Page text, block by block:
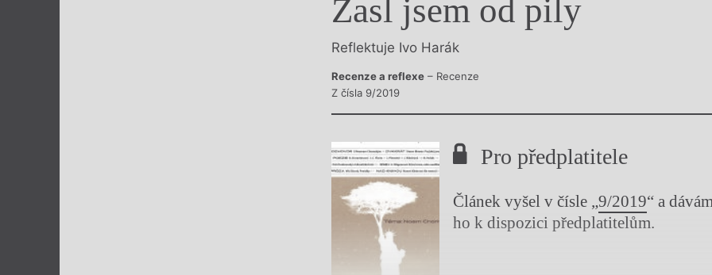
Výroční cenyŽasl jsem od pily
Reflektuje Ivo Harák
Recenze a reflexe – Recenze
Z čísla 9/2019
Pro předplatitele
Článek vyšel v čísle „9/2019“ a
ho k dispozici předplatitelům.